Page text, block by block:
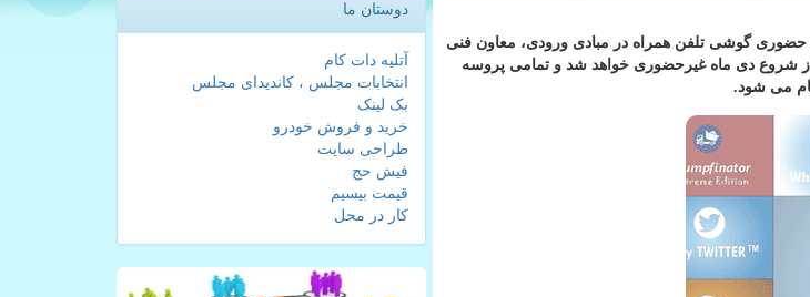
ثبت حضوری گوشی تلفن همراه در مبادی ورودی، معاون فنی
شروع دی ماه غیرحضوری خواهد شد و تمامی پروسه
می شود.
دوستان ما
آتلیه دات کام
انتخابات مجلس ، کاندیدای مجلس
بک لینک
خرید و فروش خودرو
طراحی سایت
فیش حج
قیمت بیسیم
کار در محل